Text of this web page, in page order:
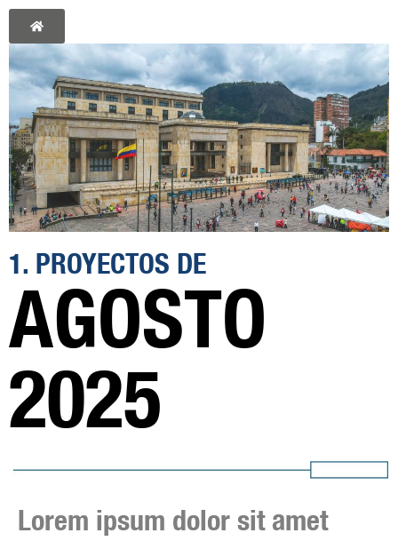
1. PROYECTOS DE
AGOSTO
2025
Lorem ipsum dolor sit amet